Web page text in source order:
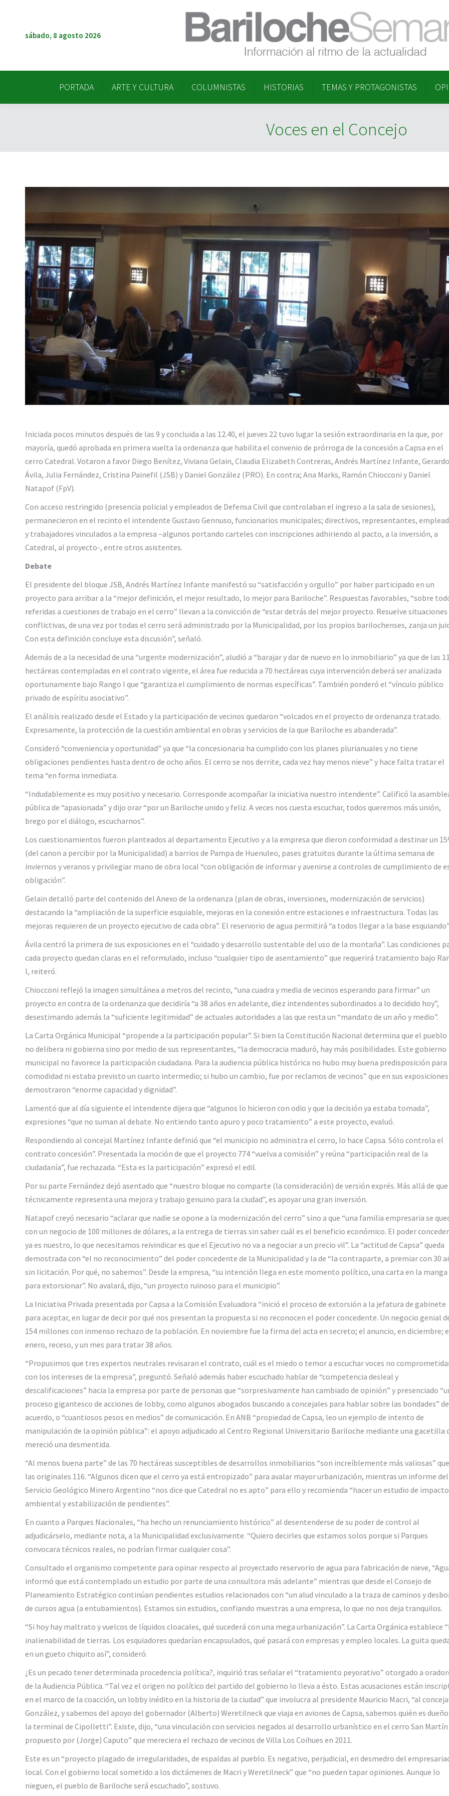
sábado, 8 agosto 2026
PORTADA ARTE Y CULTURA COLUMNISTAS HISTORIAS TEMAS Y PROTAGONISTAS
Voces en el Concejo
Iniciada pocos minutos después de las 9 y concluida a las 12.40, el jueves 22 tuvo lugar la sesión extraordinaria en la que, por
mayoría, quedó aprobada en primera vuelta la ordenanza que habilita el convenio de prórroga de la concesión a Capsa en el
cerro Catedral. Votaron a favor Diego Benítez, Viviana Gelain, Claudia Elizabeth Contreras, Andrés Martínez Infante, Gerardo
Ávila, Julia Fernández, Cristina Painefil (JSB) y Daniel González (PRO). En contra; Ana Marks, Ramón Chiocconi y Daniel
Natapof (FpV).
Con acceso restringido (presencia policial y empleados de Defensa Civil que controlaban el ingreso a la sala de sesiones),
permanecieron en el recinto el intendente Gustavo Gennuso, funcionarios municipales; directivos, representantes,
y trabajadores vinculados a la empresa –algunos portando carteles con inscripciones adhiriendo al pacto, a la inversión, a
Catedral, al proyecto-, entre otros asistentes.
Debate
El presidente del bloque JSB, Andrés Martínez Infante manifestó su “satisfacción y orgullo” por haber participado en un
proyecto para arribar a la “mejor definición, el mejor resultado, lo mejor para Bariloche”. Respuestas favorables, “sobre
referidas a cuestiones de trabajo en el cerro” llevan a la convicción de “estar detrás del mejor proyecto. Resuelve situaciones
conflictivas, de una vez por todas el cerro será administrado por la Municipalidad, por los propios barilochenses, zanja un
Con esta definición concluye esta discusión”, señaló.
Además de a la necesidad de una “urgente modernización”, aludió a “barajar y dar de nuevo en lo inmobiliario” ya que de las
hectáreas contempladas en el contrato vigente, el área fue reducida a 70 hectáreas cuya intervención deberá ser analizada
oportunamente bajo Rango I que “garantiza el cumplimiento de normas específicas”. También ponderó el “vínculo público
privado de espíritu asociativo”.
El análisis realizado desde el Estado y la participación de vecinos quedaron “volcados en el proyecto de ordenanza tratado.
Expresamente, la protección de la cuestión ambiental en obras y servicios de la que Bariloche es abanderada”.
Consideró “conveniencia y oportunidad” ya que “la concesionaria ha cumplido con los planes plurianuales y no tiene
obligaciones pendientes hasta dentro de ocho años. El cerro se nos derrite, cada vez hay menos nieve” y hace falta tratar el
tema “en forma inmediata.
“Indudablemente es muy positivo y necesario. Corresponde acompañar la iniciativa nuestro intendente”. Calificó la
pública de “apasionada” y dijo orar “por un Bariloche unido y feliz. A veces nos cuesta escuchar, todos queremos más unión,
brego por el diálogo, escucharnos”.
Los cuestionamientos fueron planteados al departamento Ejecutivo y a la empresa que dieron conformidad a destinar un
(del canon a percibir por la Municipalidad) a barrios de Pampa de Huenuleo, pases gratuitos durante la última semana de
inviernos y veranos y privilegiar mano de obra local “con obligación de informar y avenirse a controles de cumplimiento de
obligación”.
Gelain detalló parte del contenido del Anexo de la ordenanza (plan de obras, inversiones, modernización de servicios)
destacando la “ampliación de la superficie esquiable, mejoras en la conexión entre estaciones e infraestructura. Todas las
mejoras requieren de un proyecto ejecutivo de cada obra”. El reservorio de agua permitirá “a todos llegar a la base
Ávila centró la primera de sus exposiciones en el “cuidado y desarrollo sustentable del uso de la montaña”. Las condiciones
cada proyecto quedan claras en el reformulado, incluso “cualquier tipo de asentamiento” que requerirá tratamiento bajo
I, reiteró.
Chiocconi reflejó la imagen simultánea a metros del recinto, “una cuadra y media de vecinos esperando para firmar” un
proyecto en contra de la ordenanza que decidiría “a 38 años en adelante, diez intendentes subordinados a lo decidido hoy”,
desestimando además la “suficiente legitimidad” de actuales autoridades a las que resta un “mandato de un año y medio”.
La Carta Orgánica Municipal “propende a la participación popular”. Si bien la Constitución Nacional determina que el pueblo
no delibera ni gobierna sino por medio de sus representantes, “la democracia maduró, hay más posibilidades. Este gobierno
municipal no favorece la participación ciudadana. Para la audiencia pública histórica no hubo muy buena predisposición para
comodidad ni estaba previsto un cuarto intermedio; si hubo un cambio, fue por reclamos de vecinos” que en sus exposiciones
demostraron “enorme capacidad y dignidad”.
Lamentó que al día siguiente el intendente dijera que “algunos lo hicieron con odio y que la decisión ya estaba tomada”,
expresiones “que no suman al debate. No entiendo tanto apuro y poco tratamiento” a este proyecto, evaluó.
Respondiendo al concejal Martínez Infante definió que “el municipio no administra el cerro, lo hace Capsa. Sólo controla el
contrato concesión”. Presentada la moción de que el proyecto 774 “vuelva a comisión” y reúna “participación real de la
ciudadanía”, fue rechazada. “Esta es la participación” expresó el edil.
Por su parte Fernández dejó asentado que “nuestro bloque no comparte (la consideración) de versión exprés. Más allá de que
técnicamente representa una mejora y trabajo genuino para la ciudad”, es apoyar una gran inversión.
Natapof creyó necesario “aclarar que nadie se opone a la modernización del cerro” sino a que “una familia empresaria se
con un negocio de 100 millones de dólares, a la entrega de tierras sin saber cuál es el beneficio económico. El poder
ya es nuestro, lo que necesitamos reivindicar es que el Ejecutivo no va a negociar a un precio vil”. La “actitud de Capsa” queda
demostrada con “el no reconocimiento” del poder concedente de la Municipalidad y la de “la contraparte, a premiar con 30
sin licitación. Por qué, no sabemos”. Desde la empresa, “su intención llega en este momento político, una carta en la manga
para extorsionar”. No avalará, dijo, “un proyecto ruinoso para el municipio”.
La Iniciativa Privada presentada por Capsa a la Comisión Evaluadora “inició el proceso de extorsión a la jefatura de gabinete
para aceptar, en lugar de decir por qué nos presentan la propuesta si no reconocen el poder concedente. Un negocio genial
154 millones con inmenso rechazo de la población. En noviembre fue la firma del acta en secreto; el anuncio, en diciembre;
enero, receso, y un mes para tratar 38 años.
“Propusimos que tres expertos neutrales revisaran el contrato, cuál es el miedo o temor a escuchar voces no
con los intereses de la empresa”, preguntó. Señaló además haber escuchado hablar de “competencia desleal y
descalificaciones” hacia la empresa por parte de personas que “sorpresivamente han cambiado de opinión” y presenciado
proceso gigantesco de acciones de lobby, como algunos abogados buscando a concejales para hablar sobre las bondades”
acuerdo, o “cuantiosos pesos en medios” de comunicación. En ANB “propiedad de Capsa, leo un ejemplo de intento de
manipulación de la opinión pública”: el apoyo adjudicado al Centro Regional Universitario Bariloche mediante una gacetilla
mereció una desmentida.
“Al menos buena parte” de las 70 hectáreas susceptibles de desarrollos inmobiliarios “son increíblemente más valiosas” que
las originales 116. “Algunos dicen que el cerro ya está entropizado” para avalar mayor urbanización, mientras un informe del
Servicio Geológico Minero Argentino “nos dice que Catedral no es apto” para ello y recomienda “hacer un estudio de impacto
ambiental y estabilización de pendientes”.
En cuanto a Parques Nacionales, “ha hecho un renunciamiento histórico” al desentenderse de su poder de control al
adjudicárselo, mediante nota, a la Municipalidad exclusivamente. “Quiero decirles que estamos solos porque si Parques
convocara técnicos reales, no podrían firmar cualquier cosa”.
Consultado el organismo competente para opinar respecto al proyectado reservorio de agua para fabricación de nieve,
informó que está contemplado un estudio por parte de una consultora más adelante” mientras que desde el Consejo de
Planeamiento Estratégico continúan pendientes estudios relacionados con “un alud vinculado a la traza de caminos y
de cursos agua (a entubamientos). Estamos sin estudios, confiando muestras a una empresa, lo que no nos deja tranquilos.
“Si hoy hay maltrato y vuelcos de líquidos cloacales, qué sucederá con una mega urbanización”. La Carta Orgánica establece
inalienabilidad de tierras. Los esquiadores quedarían encapsulados, qué pasará con empresas y empleo locales. La guita
en un gueto chiquito así”, consideró.
¿Es un pecado tener determinada procedencia política?, inquirió tras señalar el “tratamiento peyorativo” otorgado a
de la Audiencia Pública. “Tal vez el origen no político del partido del gobierno lo lleva a ésto. Estas acusaciones están
en el marco de la coacción, un lobby inédito en la historia de la ciudad” que involucra al presidente Mauricio Macri, “al
González, y sabemos del apoyo del gobernador (Alberto) Weretilneck que viaja en aviones de Capsa, sabemos quién es dueño
la terminal de Cipolletti”. Existe, dijo, “una vinculación con servicios negados al desarrollo urbanístico en el cerro San Martín
propuesto por (Jorge) Caputo” que mereciera el rechazo de vecinos de Villa Los Coihues en 2011.
Este es un “proyecto plagado de irregularidades, de espaldas al pueblo. Es negativo, perjudicial, en desmedro del
local. Con el gobierno local sometido a los dictámenes de Macri y Weretilneck” que “no pueden tapar opiniones. Aunque lo
nieguen, el pueblo de Bariloche será escuchado”, sostuvo.
COLUMNISTAS HISTORIAS TEMAS Y PROTAGONISTAS